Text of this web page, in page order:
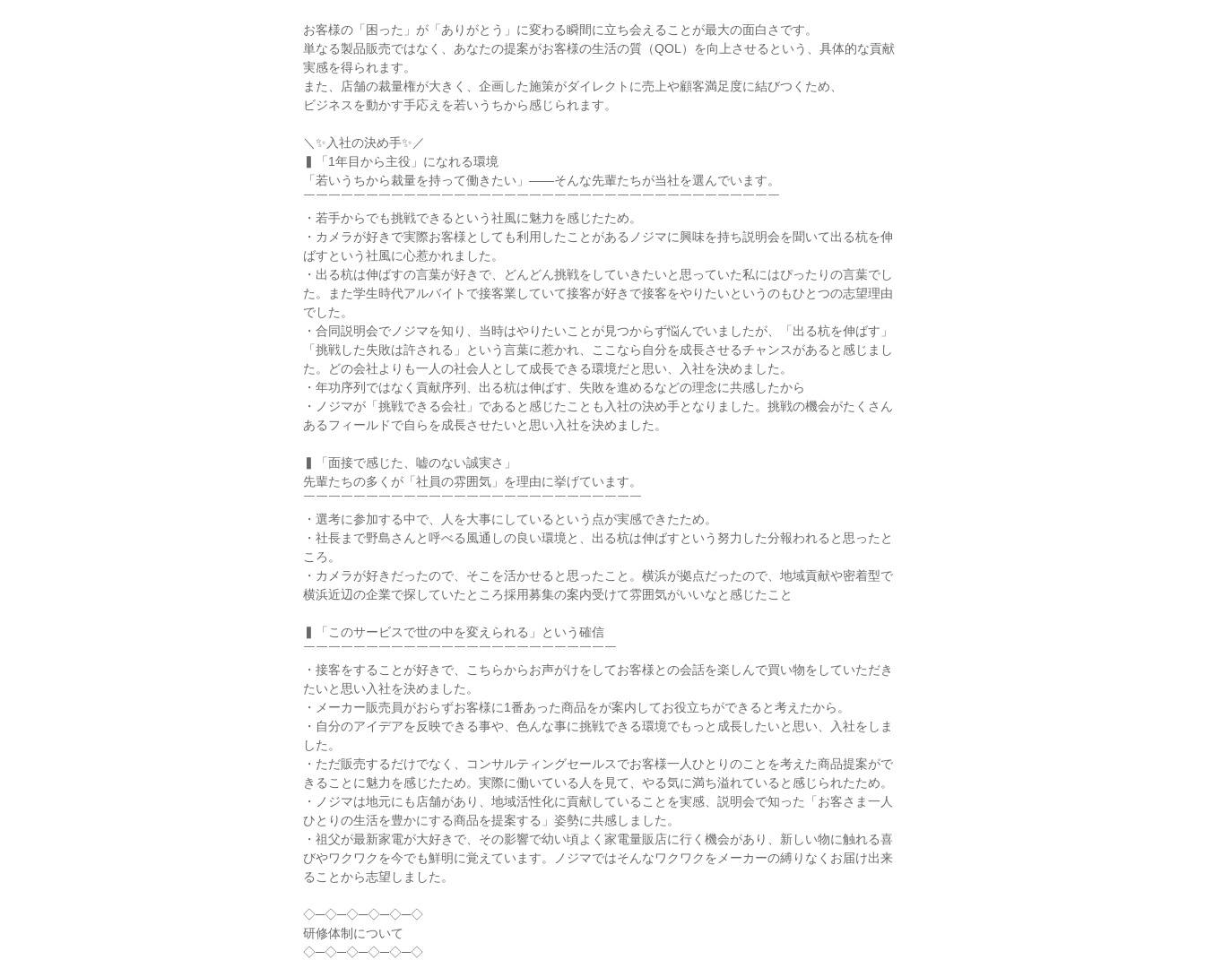
お客様の「困った」が「ありがとう」に変わる瞬間に立ち会えることが最大の面白さです。
単なる製品販売ではなく、あなたの提案がお客様の生活の質（QOL）を向上させるという、具体的な貢献
実感を得られます。
また、店舗の裁量権が大きく、企画した施策がダイレクトに売上や顧客満足度に結びつくため、
ビジネスを動かす手応えを若いうちから感じられます。
＼✨入社の決め手✨／
▍「1年目から主役」になれる環境
「若いうちから裁量を持って働きたい」——そんな先輩たちが当社を選んでいます。
￣￣￣￣￣￣￣￣￣￣￣￣￣￣￣￣￣￣￣￣￣￣￣￣￣￣￣￣￣￣￣￣￣￣￣￣￣￣
・若手からでも挑戦できるという社風に魅力を感じたため。
・カメラが好きで実際お客様としても利用したことがあるノジマに興味を持ち説明会を聞いて出る杭を伸
ばすという社風に心惹かれました。
・出る杭は伸ばすの言葉が好きで、どんどん挑戦をしていきたいと思っていた私にはぴったりの言葉でし
た。また学生時代アルバイトで接客業していて接客が好きで接客をやりたいというのもひとつの志望理由
でした。
・合同説明会でノジマを知り、当時はやりたいことが見つからず悩んでいましたが、「出る杭を伸ばす」
「挑戦した失敗は許される」という言葉に惹かれ、ここなら自分を成長させるチャンスがあると感じまし
た。どの会社よりも一人の社会人として成長できる環境だと思い、入社を決めました。
・年功序列ではなく貢献序列、出る杭は伸ばす、失敗を進めるなどの理念に共感したから
・ノジマが「挑戦できる会社」であると感じたことも入社の決め手となりました。挑戦の機会がたくさん
あるフィールドで自らを成長させたいと思い入社を決めました。
▍「面接で感じた、嘘のない誠実さ」
先輩たちの多くが「社員の雰囲気」を理由に挙げています。
￣￣￣￣￣￣￣￣￣￣￣￣￣￣￣￣￣￣￣￣￣￣￣￣￣￣￣
・選考に参加する中で、人を大事にしているという点が実感できたため。
・社長まで野島さんと呼べる風通しの良い環境と、出る杭は伸ばすという努力した分報われると思ったと
ころ。
・カメラが好きだったので、そこを活かせると思ったこと。横浜が拠点だったので、地域貢献や密着型で
横浜近辺の企業で探していたところ採用募集の案内受けて雰囲気がいいなと感じたこと
▍「このサービスで世の中を変えられる」という確信
￣￣￣￣￣￣￣￣￣￣￣￣￣￣￣￣￣￣￣￣￣￣￣￣￣
・接客をすることが好きで、こちらからお声がけをしてお客様との会話を楽しんで買い物をしていただき
たいと思い入社を決めました。
・メーカー販売員がおらずお客様に1番あった商品をが案内してお役立ちができると考えたから。
・自分のアイデアを反映できる事や、色んな事に挑戦できる環境でもっと成長したいと思い、入社をしま
した。
・ただ販売するだけでなく、コンサルティングセールスでお客様一人ひとりのことを考えた商品提案がで
きることに魅力を感じたため。実際に働いている人を見て、やる気に満ち溢れていると感じられたため。
・ノジマは地元にも店舗があり、地域活性化に貢献していることを実感、説明会で知った「お客さま一人
ひとりの生活を豊かにする商品を提案する」姿勢に共感しました。
・祖父が最新家電が大好きで、その影響で幼い頃よく家電量販店に行く機会があり、新しい物に触れる喜
びやワクワクを今でも鮮明に覚えています。ノジマではそんなワクワクをメーカーの縛りなくお届け出来
ることから志望しました。
◇─◇─◇─◇─◇─◇
研修体制について
◇─◇─◇─◇─◇─◇